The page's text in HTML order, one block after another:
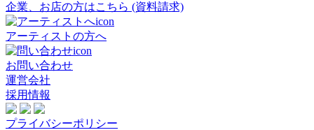
企業、お店の方はこちら (資料請求)
アーティストの方へ
お問い合わせ
運営会社
採用情報
プライバシーポリシー